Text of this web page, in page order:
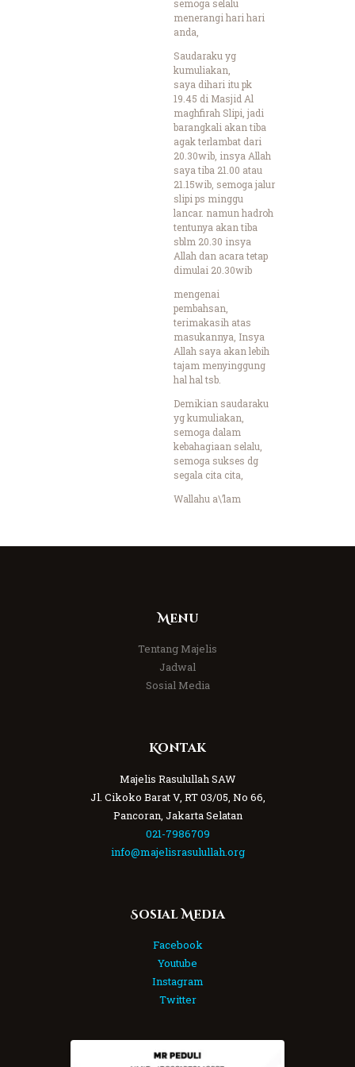
semoga selalu
menerangi hari hari
anda,
Saudaraku yg
kumuliakan,
saya dihari itu pk
19.45 di Masjid Al
maghfirah Slipi, jadi
barangkali akan tiba
agak terlambat dari
20.30wib, insya Allah
saya tiba 21.00 atau
21.15wib, semoga jalur
slipi ps minggu
lancar. namun hadroh
tentunya akan tiba
sblm 20.30 insya
Allah dan acara tetap
dimulai 20.30wib
mengenai
pembahsan,
terimakasih atas
masukannya, Insya
Allah saya akan lebih
tajam menyinggung
hal hal tsb.
Demikian saudaraku
yg kumuliakan,
semoga dalam
kebahagiaan selalu,
semoga sukses dg
segala cita cita,
Wallahu a\’lam
Menu
Tentang Majelis
Jadwal
Sosial Media
Kontak
Majelis Rasulullah SAW
Jl. Cikoko Barat V, RT 03/05, No 66,
Pancoran, Jakarta Selatan
021-7986709
info@majelisrasulullah.org
Sosial Media
Facebook
Youtube
Instagram
Twitter